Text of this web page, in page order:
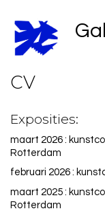
CV
Exposities:
maart 2026 :
Rotterdam
februari 2026 :
maart 2025 :
Rotterdam